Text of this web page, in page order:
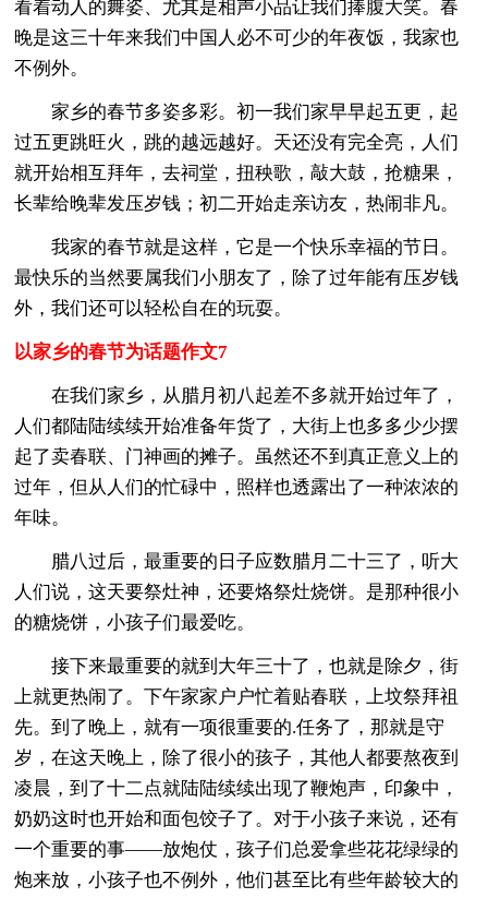
看着动人的舞姿、尤其是相声小品让我们捧腹大笑。春
晚是这三十年来我们中国人必不可少的年夜饭，我家也
不例外。
家乡的春节多姿多彩。初一我们家早早起五更，起
过五更跳旺火，跳的越远越好。天还没有完全亮，人们
就开始相互拜年，去祠堂，扭秧歌，敲大鼓，抢糖果，
长辈给晚辈发压岁钱；初二开始走亲访友，热闹非凡。
我家的春节就是这样，它是一个快乐幸福的节日。
最快乐的当然要属我们小朋友了，除了过年能有压岁钱
外，我们还可以轻松自在的玩耍。
以家乡的春节为话题作文7
在我们家乡，从腊月初八起差不多就开始过年了，
人们都陆陆续续开始准备年货了，大街上也多多少少摆
起了卖春联、门神画的摊子。虽然还不到真正意义上的
过年，但从人们的忙碌中，照样也透露出了一种浓浓的
年味。
腊八过后，最重要的日子应数腊月二十三了，听大
人们说，这天要祭灶神，还要烙祭灶烧饼。是那种很小
的糖烧饼，小孩子们最爱吃。
接下来最重要的就到大年三十了，也就是除夕，街
上就更热闹了。下午家家户户忙着贴春联，上坟祭拜祖
先。到了晚上，就有一项很重要的.任务了，那就是守
岁，在这天晚上，除了很小的孩子，其他人都要熬夜到
凌晨，到了十二点就陆陆续续出现了鞭炮声，印象中，
奶奶这时也开始和面包饺子了。对于小孩子来说，还有
一个重要的事——放炮仗，孩子们总爱拿些花花绿绿的
炮来放，小孩子也不例外，他们甚至比有些年龄较大的